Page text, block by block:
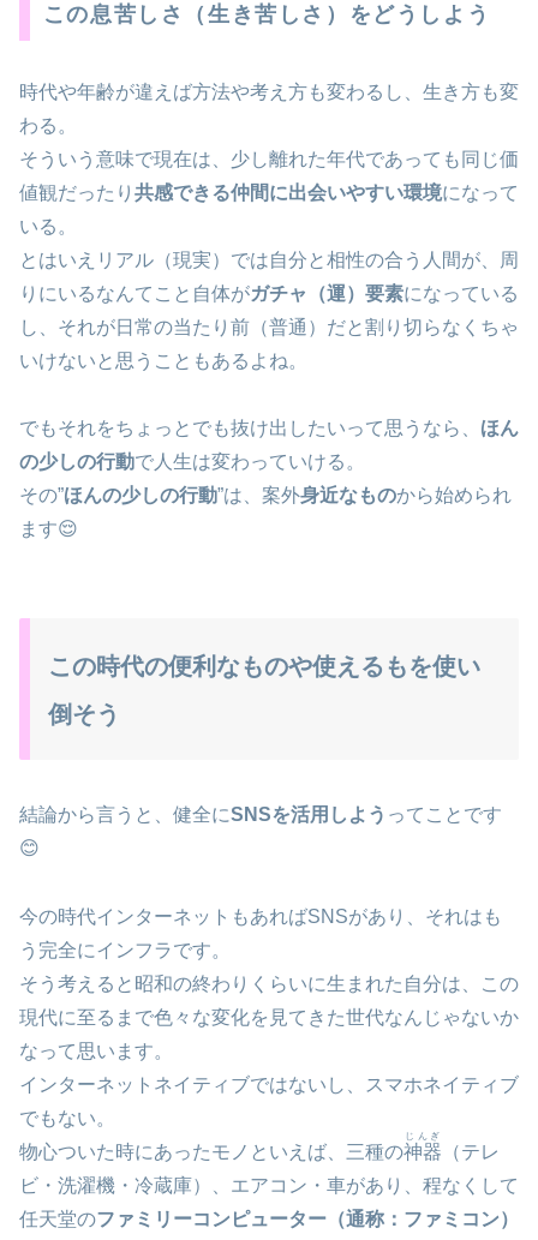
この息苦しさ（生き苦しさ）をどうしよう
時代や年齢が違えば方法や考え方も変わるし、生き方も変
わる。
そういう意味で現在は、少し離れた年代であっても同じ価
値観だったり 共感できる仲間に出会いやすい環境になって
いる。
とはいえリアル（現実）では自分と相性の合う人間が、周
りにいるなんてこと自体がガチャ（運）要素になっている
し、それが日常の当たり前（普通）だと割り切らなくちゃ
いけないと思うこともあるよね。
でもそれをちょっとでも抜け出したいって思うなら、 ほん
の少しの行動で人生は変わっていける。
その”ほんの少しの行動”は、案外身近なものから始められ
ます😌
この時代の便利なものや使えるもを使い
倒そう
結論から言うと、健全にSNSを活用しよう ってことです
😊
今の時代インターネットもあればSNSがあり、それはも
う完全にインフラです。
そう考えると昭和の終わりくらいに生まれた自分は、この
現代に至るまで色々な変化を見てきた世代なんじゃないか
なって思います。
インターネットネイティブではないし、スマホネイティブ
でもない。
物心ついた時にあったモノといえば、三種の神器
じんぎ
（テレ
ビ・洗濯機・冷蔵庫）、エアコン・車があり、程なくして
任天堂のファミリーコンピューター（通称：ファミコン）
🍼
🍼